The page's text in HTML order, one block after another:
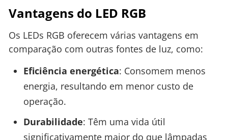
Vantagens do LED RGB
Os LEDs RGB oferecem várias vantagens em
comparação com outras fontes de luz, como:
Eficiência energética: Consomem menos
energia, resultando em menor custo de
operação.
Durabilidade: Têm uma vida útil
significativamente maior do que lâmpadas